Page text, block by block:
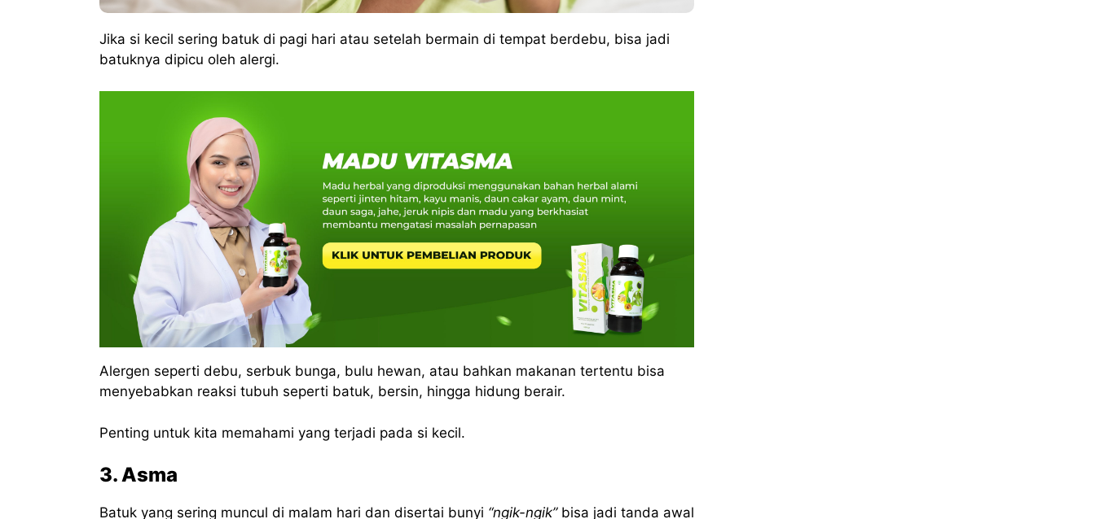
Jika si kecil sering batuk di pagi hari atau setelah bermain di tempat berdebu, bisa jadi
batuknya dipicu oleh alergi.
Alergen seperti debu, serbuk bunga, bulu hewan, atau bahkan makanan tertentu bisa
menyebabkan reaksi tubuh seperti batuk, bersin, hingga hidung berair.
Penting untuk kita memahami yang terjadi pada si kecil.
3. Asma
Batuk yang sering muncul di malam hari dan disertai bunyi “ngik-ngik”bisa jadi tanda awal